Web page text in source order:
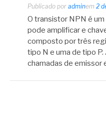
Publicado por adminem 2
O transistor NPN é
pode amplificar e
composto por três
tipo N e uma de tipo
chamadas de emissor